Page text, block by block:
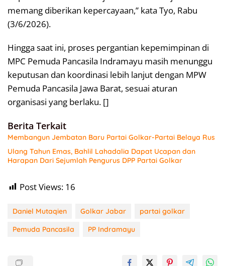
memang diberikan kepercayaan,” kata Tyo, Rabu
(3/6/2026).
Hingga saat ini, proses pergantian kepemimpinan di
MPC Pemuda Pancasila Indramayu masih menunggu
keputusan dan koordinasi lebih lanjut dengan MPW
Pemuda Pancasila Jawa Barat, sesuai aturan
organisasi yang berlaku. []
Berita Terkait
Membangun Jembatan Baru Partai Golkar-Partai Belaya Rus
Ulang Tahun Emas, Bahlil Lahadalia Dapat Ucapan dan
Harapan Dari Sejumlah Pengurus DPP Partai Golkar
Post Views: 16
Daniel Mutaqien Golkar Jabar
partai golkar
Pemuda Pancasila
PP Indramayu